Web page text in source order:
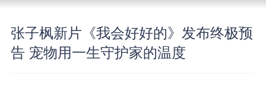
张子枫新片《我会好好的》发布终极预
告 宠物用一生守护家的温度